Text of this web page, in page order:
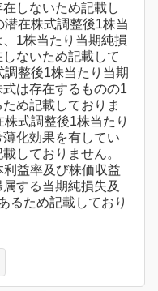
しないため記載し
在株式調整後1株当
1株当たり当期純損
ないため記載して
整後1株当たり当期
は存在するものの1
め記載しておりま
式調整後1株当たり
化効果を有してい
しておりません。
益率及び株価収益
する当期純損失及
るため記載しており